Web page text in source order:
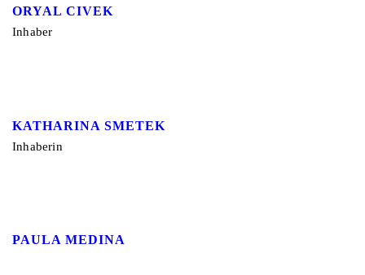
ORYAL CIVEK
Inhaber
KATHARINA SMETEK
Inhaberin
PAULA MEDINA